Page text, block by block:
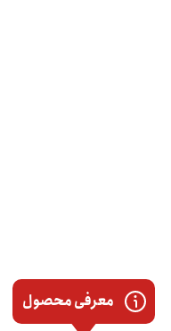
معرفی محصول